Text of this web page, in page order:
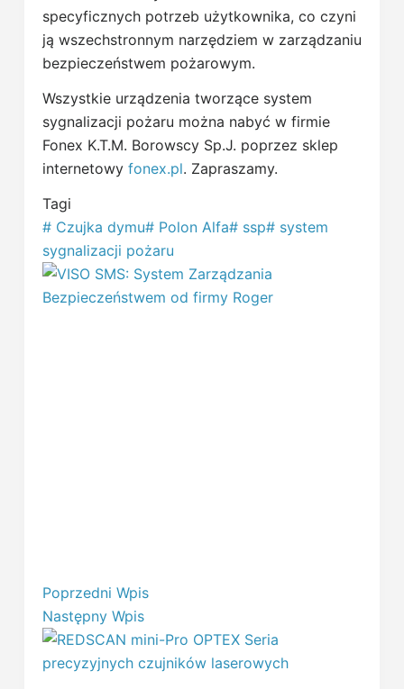
specyficznych potrzeb użytkownika, co czyni
ją wszechstronnym narzędziem w zarządzaniu
bezpieczeństwem pożarowym.
Wszystkie urządzenia tworzące system
sygnalizacji pożaru można nabyć w firmie
Fonex K.T.M. Borowscy Sp.J. poprzez sklep
internetowy fonex.pl. Zapraszamy.
Tagi
#Czujka dymu#Polon Alfa#ssp#system
sygnalizacji pożaru
Poprzedni Wpis
Następny Wpis